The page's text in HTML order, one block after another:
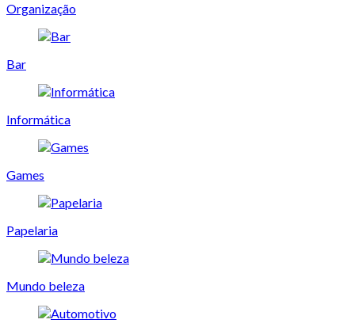
Organização
Bar
Informática
Games
Papelaria
Mundo beleza